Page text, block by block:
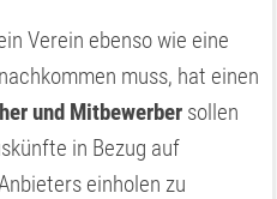
Verein ebenso wie eine
nachkommen muss, hat einen
und Mitbewerber sollen
in Bezug auf
einholen zu